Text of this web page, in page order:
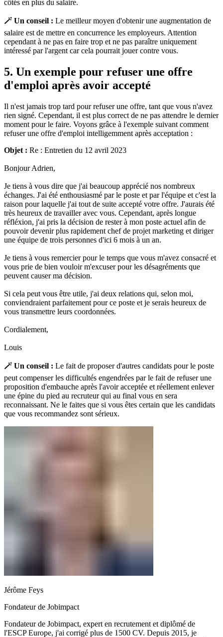
côtés en plus du salaire.
🪄 Un conseil : Le meilleur moyen d'obtenir une augmentation de
salaire est de mettre en concurrence les employeurs. Attention
cependant à ne pas en faire trop et ne pas paraître uniquement
intéressé par l'argent car cela pourrait jouer contre vous.
5. Un exemple pour refuser une offre
d'emploi après avoir accepté
Il n'est jamais trop tard pour refuser une offre, tant que vous n'avez
rien signé. Cependant, il est plus correct de ne pas attendre le dernier
moment pour le faire. Voyons grâce à l'exemple suivant comment
refuser une offre d'emploi intelligemment après acceptation :
Objet : Re : Entretien du 12 avril 2023
Bonjour Adrien,
Je tiens à vous dire que j'ai beaucoup apprécié nos nombreux
échanges. J'ai été enthousiasmé par le poste et par l'équipe et c'est la
raison pour laquelle j'ai tout de suite accepté votre offre. J'aurais été
très heureux de travailler avec vous. Cependant, après longue
réfléxion, j'ai pris la décision de rester à mon poste actuel afin de
pouvoir devenir plus rapidement chef de projet marketing et diriger
une équipe de trois personnes d'ici 6 mois à un an.
Je tiens à vous remercier pour le temps que vous m'avez consacré et
vous prie de bien vouloir m'excuser pour les désagréments que
peuvent causer ma décision.
Si cela peut vous être utile, j'ai deux relations qui, selon moi,
conviendraient parfaitement pour ce poste et je serais heureux de
vous transmettre leurs coordonnées.
Cordialement,
Louis
🪄 Un conseil : Le fait de proposer d'autres candidats pour le poste
peut compenser les difficultés engendrées par le fait de refuser une
proposition d'embauche après l'avoir acceptée et réellement enlever
une épine du pied au recruteur qui au final vous en sera
reconnaissant. Ne le faites que si vous êtes certain que les candidats
que vous recommandez sont sérieux.
Jérôme Feys
Fondateur de Jobimpact
Fondateur de Jobimpact, expert en recrutement et diplômé de
l'ESCP Europe, j'ai corrigé plus de 1500 CV. Depuis 2015, je